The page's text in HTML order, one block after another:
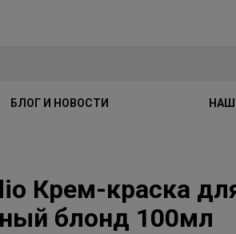
БЛОГ И НОВОСТИ
Крем-краска
блонд 100мл